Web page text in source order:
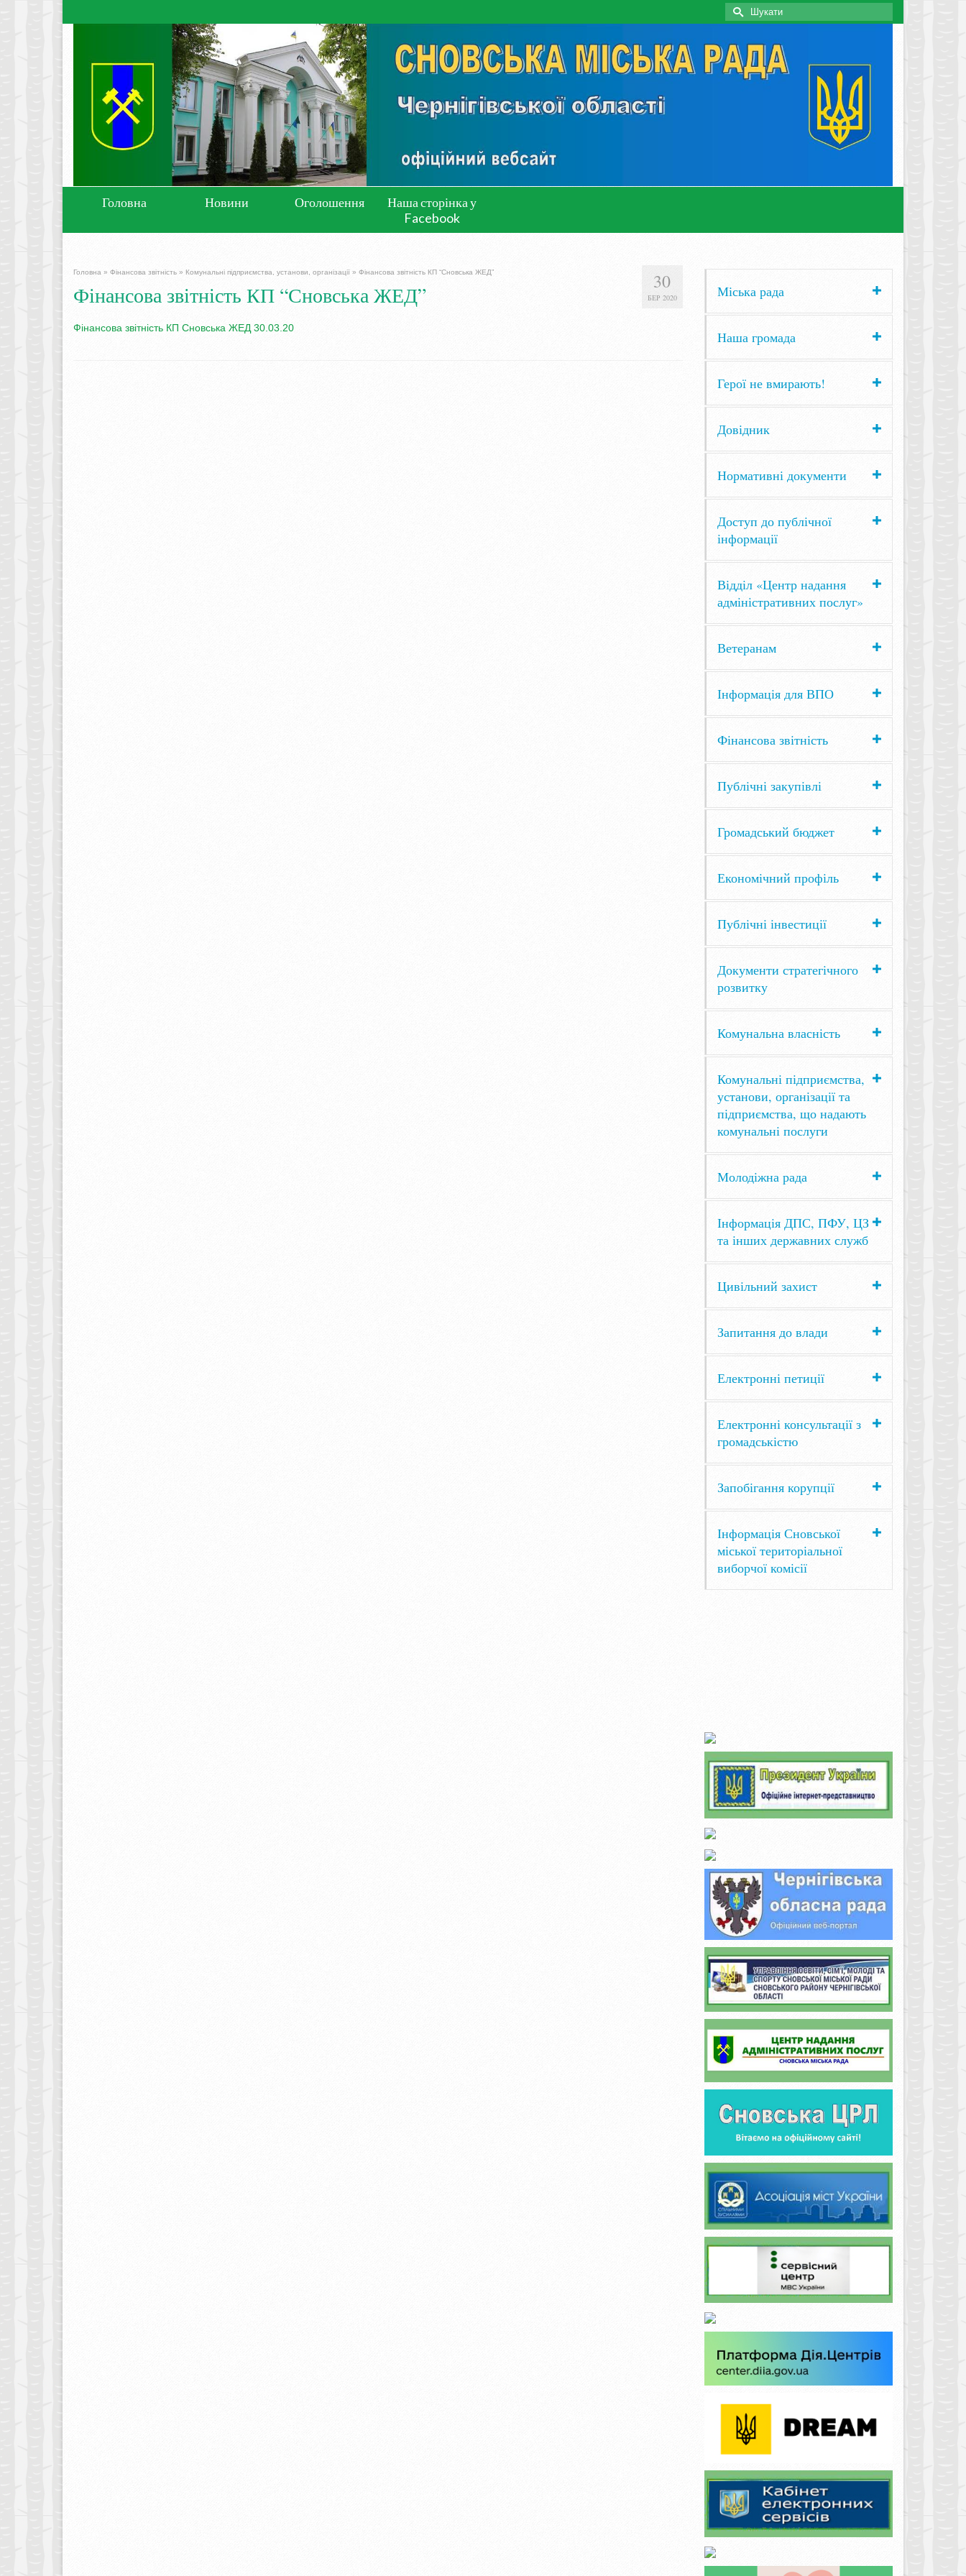
Search
for:
Головна Новини Оголошення
Наша сторінка у
Facebook
30
БЕР 2020
Головна » Фінансова звітність » Комунальні підприємства, установи, організації » Фінансова звітність КП “Сновська ЖЕД”
Фінансова звітність КП “Сновська ЖЕД”
Фінансова звітність КП Сновська ЖЕД 30.03.20
Міська рада
Наша громада
Герої не вмирають!
Довідник
Нормативні документи
Доступ до публічної
інформації
Відділ «Центр надання
адміністративних послуг»
Ветеранам
Інформація для ВПО
Фінансова звітність
Публічні закупівлі
Громадський бюджет
Економічний профіль
Публічні інвестиції
Документи стратегічного
розвитку
Комунальна власність
Комунальні підприємства,
установи, організації та
підприємства, що надають
комунальні послуги
Молодіжна рада
Інформація ДПС, ПФУ, ЦЗ
та інших державних служб
Цивільний захист
Запитання до влади
Електронні петиції
Електронні консультації з
громадськістю
Запобігання корупції
Інформація Сновської
міської територіальної
виборчої комісії